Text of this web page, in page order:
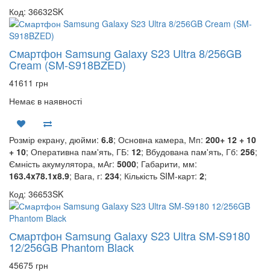
Код: 36632SK
Смартфон Samsung Galaxy S23 Ultra 8/256GB
Cream (SM-S918BZED)
41611 грн
Немає в наявності
Розмір екрану, дюйми: 6.8; Основна камера, Мп: 200+ 12 + 10
+ 10; Оперативна пам'ять, ГБ: 12; Вбудована пам'ять, Гб: 256;
Ємність акумулятора, мАг: 5000; Габарити, мм:
163.4x78.1x8.9; Вага, г: 234; Кількість SIM-карт: 2;
Код: 36653SK
Смартфон Samsung Galaxy S23 Ultra SM-S9180
12/256GB Phantom Black
45675 грн